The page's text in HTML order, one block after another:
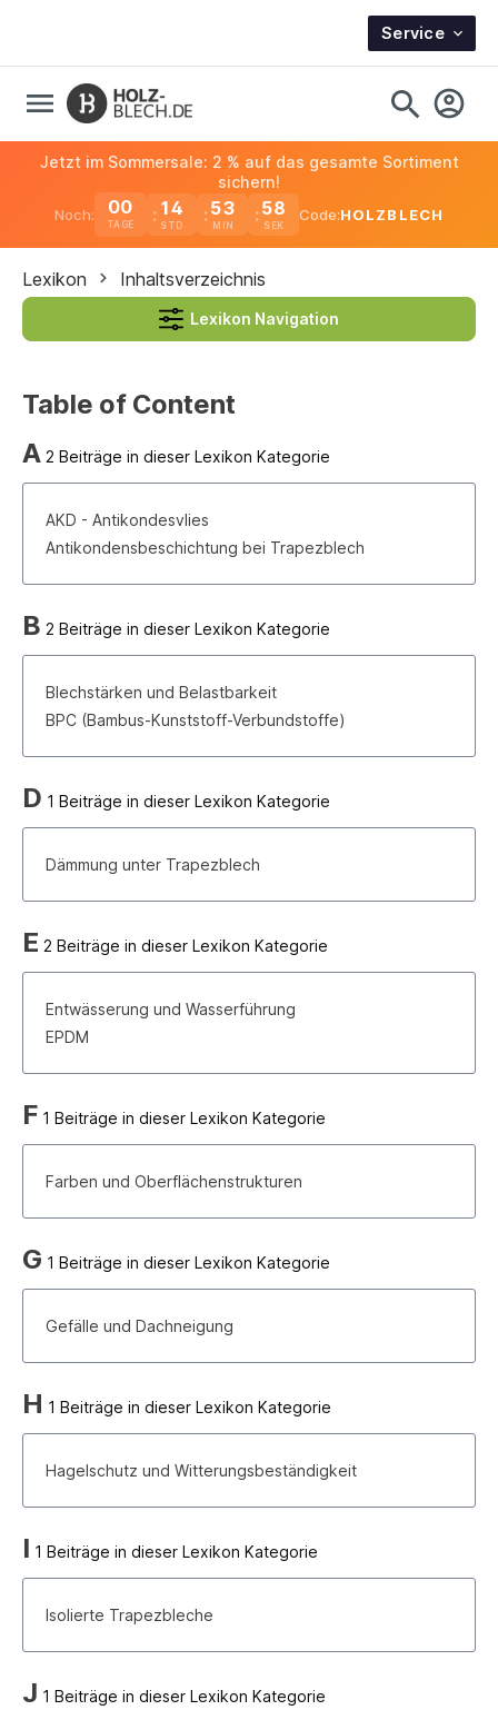
Service
Noch: 00
TAGE
14 53 58
Jetzt im Sommersale: 2 % auf das gesamte Sortiment
sichern!
Code:HOLZBLECH
Lexikon Inhaltsverzeichnis
Lexikon Navigation
Table of Content
A 2 Beiträge in dieser Lexikon Kategorie
AKD - Antikondesvlies
Antikondensbeschichtung bei Trapezblech
B 2 Beiträge in dieser Lexikon Kategorie
Blechstärken und Belastbarkeit
BPC (Bambus-Kunststoff-Verbundstoffe)
D 1 Beiträge in dieser Lexikon Kategorie
Dämmung unter Trapezblech
E 2 Beiträge in dieser Lexikon Kategorie
Entwässerung und Wasserführung
EPDM
F 1 Beiträge in dieser Lexikon Kategorie
Farben und Oberflächenstrukturen
G 1 Beiträge in dieser Lexikon Kategorie
Gefälle und Dachneigung
H 1 Beiträge in dieser Lexikon Kategorie
Hagelschutz und Witterungsbeständigkeit
I 1 Beiträge in dieser Lexikon Kategorie
Isolierte Trapezbleche
J 1 Beiträge in dieser Lexikon Kategorie